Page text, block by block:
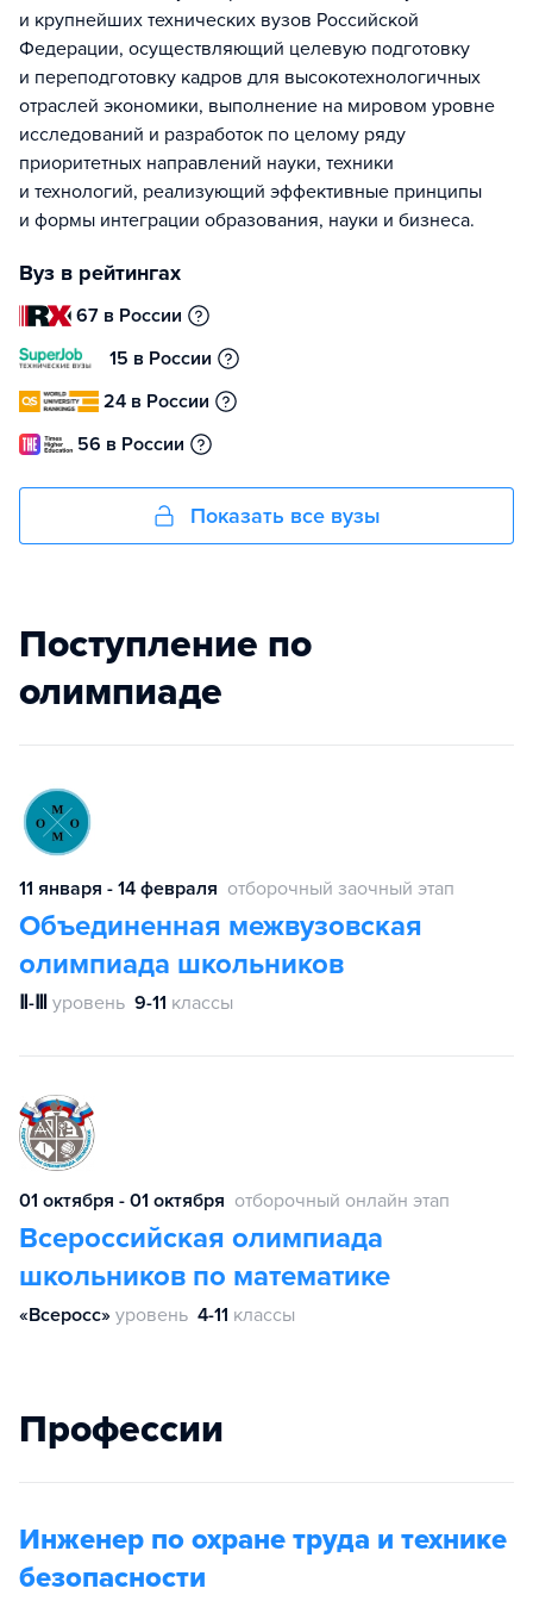
и крупнейших технических вузов Российской
Федерации, осуществляющий целевую подготовку
и переподготовку кадров для высокотехнологичных
отраслей экономики, выполнение на мировом уровне
исследований и разработок по целому ряду
приоритетных направлений науки, техники
и технологий, реализующий эффективные принципы
и формы интеграции образования, науки и бизнеса.
Вуз в рейтингах
67 в России
15 в России
24 в России
56 в России
Показать все вузы
Поступление по
олимпиаде
11 января - 14 февраля отборочный заочный этап
Объединенная межвузовская
олимпиада школьников
Ⅱ-Ⅲ уровень 9-11 классы
01 октября - 01 октября отборочный онлайн этап
Всероссийская олимпиада
школьников по математике
«Всеросс» уровень 4-11 классы
Профессии
Инженер по охране труда и технике
безопасности